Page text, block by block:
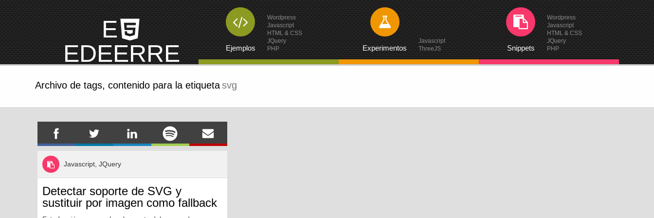
E
EDEERRE
Ejemplos
Wordpress
Javascript
HTML & CSS
JQuery
PHP
Experimentos
Javascript
ThreeJS
Snippets
Wordpress
Javascript
HTML & CSS
JQuery
PHP
Archivo de tags, contenido para la etiquetasvg
Javascript, JQuery
Detectar soporte de SVG y
sustituir por imagen como fallback